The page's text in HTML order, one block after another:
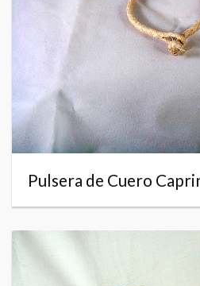
Pulsera de Cuero